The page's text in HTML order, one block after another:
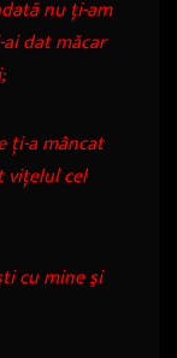
nu ţi-am
dat măcar
ţi-a mâncat
viţelul cel
cu mine şi